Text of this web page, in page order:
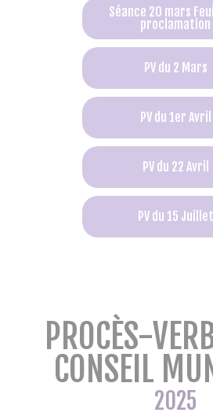
Séance 20 mars
proclamation
PV du 2 Mars
PV du 1er Avril
PV du 22 Avril
PV du 15 Juillet
PROCÈS-
CONSEIL
2025